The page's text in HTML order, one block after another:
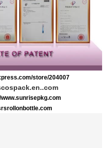
store/204007
www.sunrisepkg.com